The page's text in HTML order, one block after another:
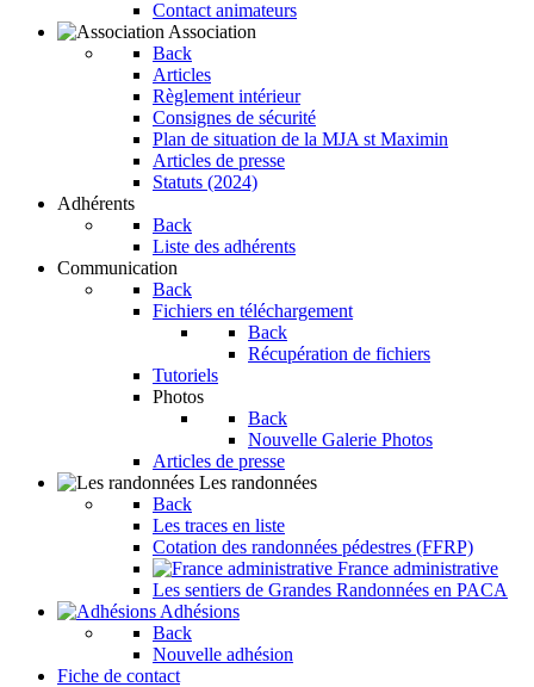
Contact animateurs
Association
Back
Articles
Règlement intérieur
Consignes de sécurité
Plan de situation de la MJA st Maximin
Articles de presse
Statuts (2024)
Adhérents
Back
Liste des adhérents
Communication
Back
Fichiers en téléchargement
Back
Récupération de fichiers
Tutoriels
Photos
Back
Nouvelle Galerie Photos
Articles de presse
Les randonnées
Back
Les traces en liste
Cotation des randonnées pédestres (FFRP)
France administrative
Les sentiers de Grandes Randonnées en PACA
Adhésions
Back
Nouvelle adhésion
Fiche de contact